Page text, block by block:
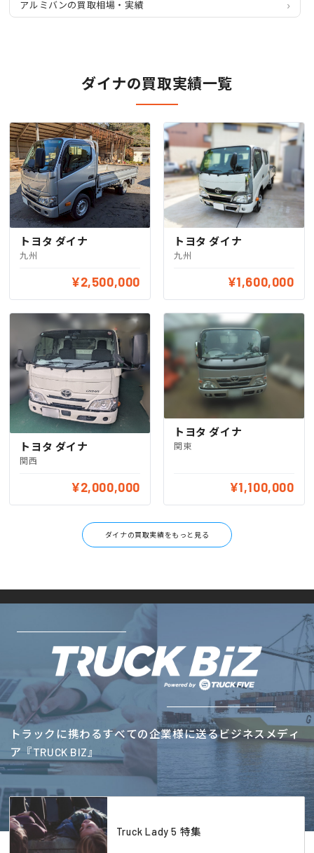
アルミバンの買取相場・実績
ダイナの買取実績一覧
トヨタ ダイナ
九州
¥2,500,000
トヨタ ダイナ
九州
¥1,600,000
トヨタ ダイナ
関西
¥2,000,000
トヨタ ダイナ
関東
¥1,100,000
ダイナの買取実績をもっと見る
トラックに携わるすべての企業様に送るビジネスメディ
ア『TRUCK BIZ』
Truck Lady 5 特集